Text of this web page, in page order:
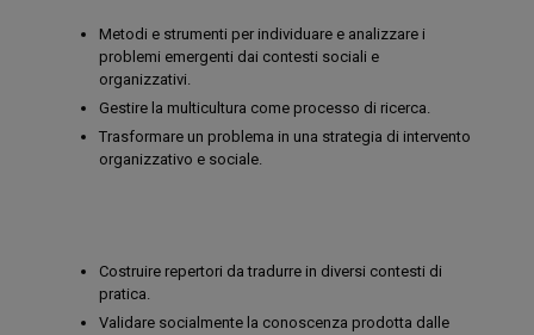
Metodi e strumenti per individuare e analizzare i
problemi emergenti dai contesti sociali e
organizzativi.
Gestire la multicultura come processo di ricerca.
Trasformare un problema in una strategia di intervento
organizzativo e sociale.
Costruire repertori da tradurre in diversi contesti di
pratica.
Validare socialmente la conoscenza prodotta dalle